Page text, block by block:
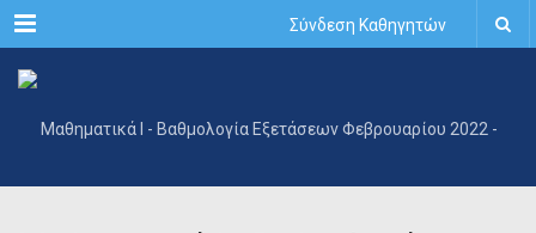
Menu Σύνδεση Καθηγητών